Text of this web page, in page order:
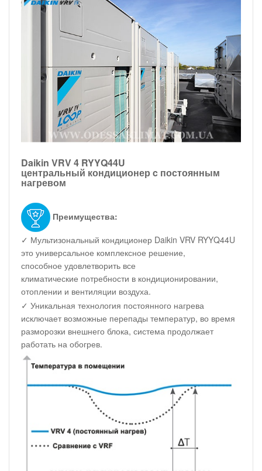
Daikin VRV 4 RYYQ44U
центральный кондиционер c постоянным
нагревом
Преимущества:
✓ Мультизональный кондиционер Daikin VRV RYYQ44U
это универсальное комплексное решение,
способное удовлетворить все
климатические потребности в кондиционировании,
отоплении и вентиляции воздуха.
✓ Уникальная технология постоянного нагрева
исключает возможные перепады температур, во время
разморозки внешнего блока, система продолжает
работать на обогрев.